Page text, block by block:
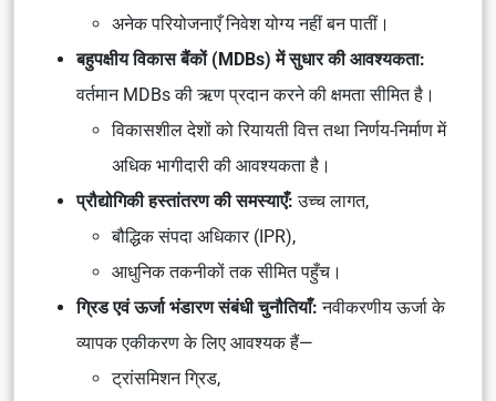
अनेक परियोजनाएँ निवेश योग्य नहीं बन पातीं।
बहुपक्षीय विकास बैंकों (MDBs) में सुधार की आवश्यकता:
वर्तमान MDBs की ऋण प्रदान करने की क्षमता सीमित है।
विकासशील देशों को रियायती वित्त तथा निर्णय-निर्माण में
अधिक भागीदारी की आवश्यकता है।
प्रौद्योगिकी हस्तांतरण की समस्याएँ:उच्च लागत,
बौद्धिक संपदा अधिकार (IPR),
आधुनिक तकनीकों तक सीमित पहुँच।
ग्रिड एवं ऊर्जा भंडारण संबंधी चुनौतियाँ:नवीकरणीय ऊर्जा के
व्यापक एकीकरण के लिए आवश्यक हैं—
ट्रांसमिशन ग्रिड,